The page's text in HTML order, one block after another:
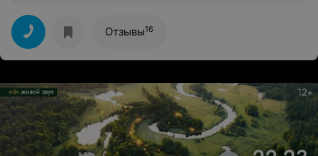
и даже не открыты ни разу!Спасибо за работу!
Отличный магазин! Отзывы16